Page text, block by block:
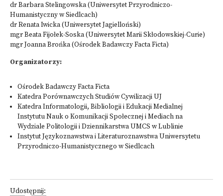
dr Barbara Stelingowska (Uniwersytet Przyrodniczo-
Humanistyczny w Siedlcach)
dr Renata Iwicka (Uniwersytet Jagielloński)
mgr Beata Fijołek-Soska (Uniwersytet Marii Skłodowskiej-Curie)
mgr Joanna Brońka (Ośrodek Badawczy Facta Ficta)
Organizatorzy:
Ośrodek Badawczy Facta Ficta
Katedra Porównawczych Studiów Cywilizacji UJ
Katedra Informatologii, Bibliologii i Edukacji Medialnej
Instytutu Nauk o Komunikacji Społecznej i Mediach na
Wydziale Politologii i Dziennikarstwa UMCS w Lublinie
Instytut Językoznawstwa i Literaturoznawstwa Uniwersytetu
Przyrodniczo-Humanistycznego w Siedlcach
Udostępnij: